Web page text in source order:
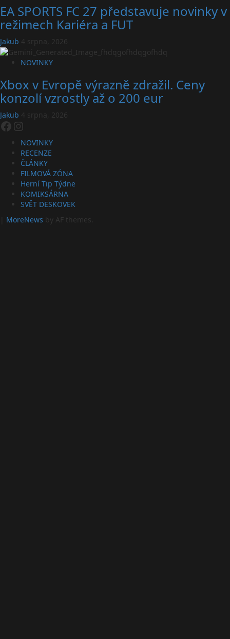
EA SPORTS FC 27 představuje novinky v
režimech Kariéra a FUT
Jakub 4 srpna, 2026
NOVINKY
Xbox v Evropě výrazně zdražil. Ceny
konzolí vzrostly až o 200 eur
Jakub 4 srpna, 2026
Facebook
Instagram
NOVINKY
RECENZE
ČLÁNKY
FILMOVÁ ZÓNA
Herní Tip Týdne
KOMIKSÁRNA
SVĚT DESKOVEK
MoreNews by AF themes.